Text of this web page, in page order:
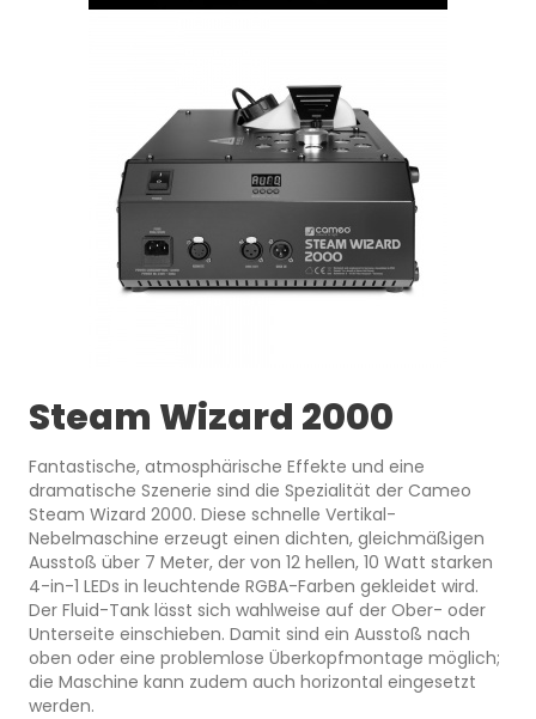
Steam Wizard 2000
Fantastische, atmosphärische Effekte und eine
dramatische Szenerie sind die Spezialität der Cameo
Steam Wizard 2000. Diese schnelle Vertikal-
Nebelmaschine erzeugt einen dichten, gleichmäßigen
Ausstoß über 7 Meter, der von 12 hellen, 10 Watt starken
4-in-1 LEDs in leuchtende RGBA-Farben gekleidet wird.
Der Fluid-Tank lässt sich wahlweise auf der Ober- oder
Unterseite einschieben. Damit sind ein Ausstoß nach
oben oder eine problemlose Überkopfmontage möglich;
die Maschine kann zudem auch horizontal eingesetzt
werden.